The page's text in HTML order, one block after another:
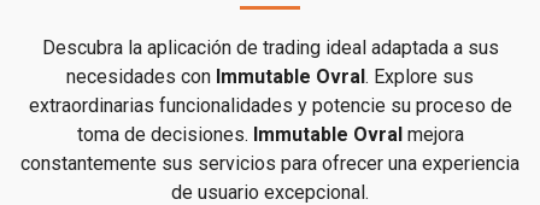
Descubra la aplicación de trading ideal adaptada a sus
necesidades con Immutable Ovral. Explore sus
extraordinarias funcionalidades y potencie su proceso de
toma de decisiones. Immutable Ovralmejora
constantemente sus servicios para ofrecer una experiencia
de usuario excepcional.